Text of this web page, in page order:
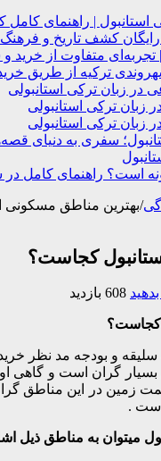
تجربه‌ای متفاوت از خرید
در زبان ترکی استانبولی
ترکی استانبولی
ترکی استانبولی
سفری به دنیای
است؟ راهنمای کامل در سال
/بهترین مناطق مسکونی
کجاست؟
608 بازدید
کجاست؟
و بودجه مد نظر
گران است و گاهی
قیمت زمین در این
است .
میتوان به مناطق ذیل